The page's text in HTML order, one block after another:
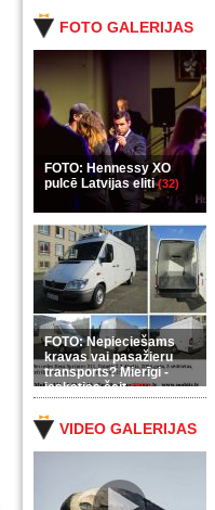
FOTO GALERIJAS
FOTO: Hennessy XO
pulcē Latvijas eliti(32)
FOTO: Nepieciešams
kravas vai pasažieru
transports? Mierīgi -
ieskaties šeit(35)
VIDEO GALERIJAS